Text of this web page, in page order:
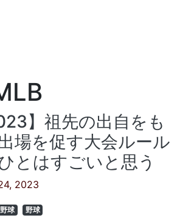
】祖先の出自をも
場を促す大会ルール
とはすごいと思う
2023
球 野球